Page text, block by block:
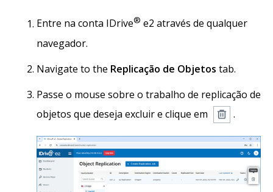
Entre na conta IDrive® e2 através de qualquer
navegador.
Navigate to the Replicação de Objetos tab.
Passe o mouse sobre o trabalho de replicação de
objetos que deseja excluir e clique em
.